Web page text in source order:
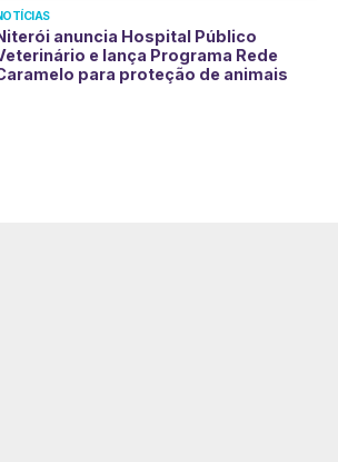
anuncia Hospital Público
e lança Programa Rede
para proteção de animais